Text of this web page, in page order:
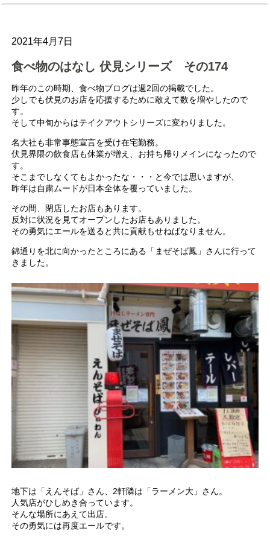
2021年4月7日
食べ物のはなし 伏見シリーズ その174
昨年のこの時期、食べ物ブログは週2回の掲載でした。
少しでも伏見のお店を応援するために敢えて数を増やしたので
す。
そして中旬からはテイクアウトシリーズに変わりました。
名大社も非常事態宣言を受け在宅勤務。
伏見界隈の飲食店も休業が増え、お持ち帰りメインになったので
す。
そこまでしなくてもよかったな・・・と今では思いますが、
昨年は自粛ムードが日本全体を覆っていました。
その間、閉店したお店もあります。
反対に状況を見てオープンしたお店もありました。
その勇気にエールを送ると共に貢献もせねばなりません。
錦通りを北に向かったところにある「まぜそば鳳」さんに行って
きました。
地下は「えんそば」さん、2軒隣は「ラーメン大」さん。
人気店がひしめき合っています。
そんな場所にあえて出店。
その勇気には再度エールです。